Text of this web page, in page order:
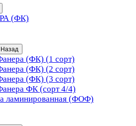
(ФК)
Назад
(ФК) (1 сорт)
(ФК) (2 сорт)
(ФК) (3 сорт)
ФК (сорт 4/4)
ламинированная (ФОФ)